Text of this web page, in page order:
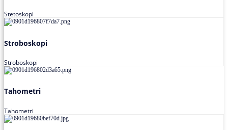
Stetoskopi
Stroboskopi
Stroboskopi
Tahometri
Tahometri